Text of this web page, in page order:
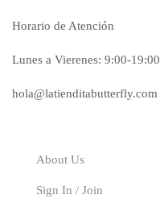
Horario de Atención
Lunes a Vierenes: 9:00-19:00
hola@latienditabutterfly.com
About Us
Sign In / Join